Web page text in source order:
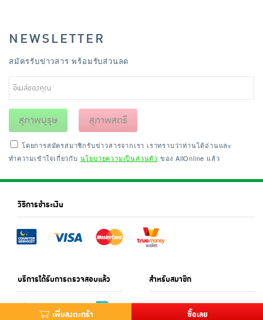
เพิ่มลงตะกร้า ซื้อเลย
NEWSLETTER
สมัครรับข่าวสาร พร้อมรับส่วนลด
สุภาพบุรุษ สุภาพสตรี
โดยการสมัครสมาชิกรับข่าวสารจากเรา เราทราบว่าท่านได้อ่านและ
ทำความเข้าใจเกี่ยวกับ นโยบายความเป็นส่วนตัว ของ AllOnline แล้ว
วิธีการชำระเงิน
บริการได้รับการตรวจสอบแล้ว สำหรับสมาชิก